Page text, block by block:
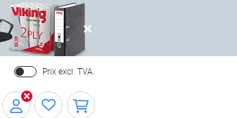
Close
Prix excl. TVA.